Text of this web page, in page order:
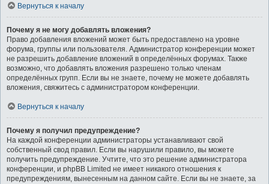
Вернуться к началу
Почему я не могу добавлять вложения?
Право добавления вложений может быть предоставлено на уровне
форума, группы или пользователя. Администратор конференции может
не разрешить добавление вложений в определённых форумах. Также
возможно, что добавлять вложения разрешено только членам
определённых групп. Если вы не знаете, почему не можете добавлять
вложения, свяжитесь с администратором конференции.
Вернуться к началу
Почему я получил предупреждение?
На каждой конференции администраторы устанавливают свой
собственный свод правил. Если вы нарушили правило, вы можете
получить предупреждение. Учтите, что это решение администратора
конференции, и phpBB Limited не имеет никакого отношения к
предупреждениям, вынесенным на данном сайте. Если вы не знаете, за